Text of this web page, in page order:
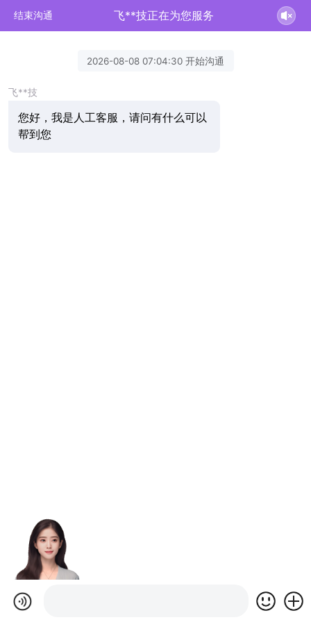
结束沟通 飞**技正在为您服务
2026-08-08 07:04:30 开始沟通
飞**技
您好，我是人工客服，请问有什么可以
帮到您